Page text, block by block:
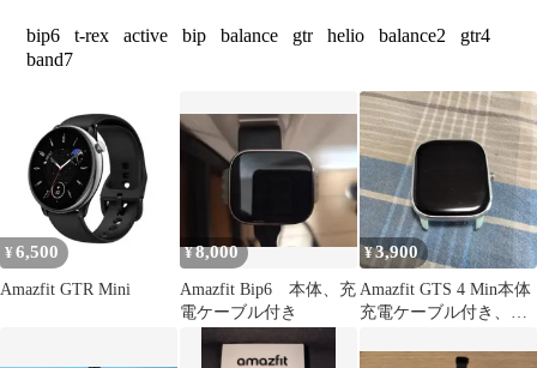
bip6 t-rex active bip balance gtr helio balance2
gtr4
band7
¥ 6,500
Amazfit GTR Mini
¥8,000
Amazfit Bip6 本体、充
電ケーブル付き
¥3,900
Amazfit GTS 4 Min本体
充電ケーブル付き、バ